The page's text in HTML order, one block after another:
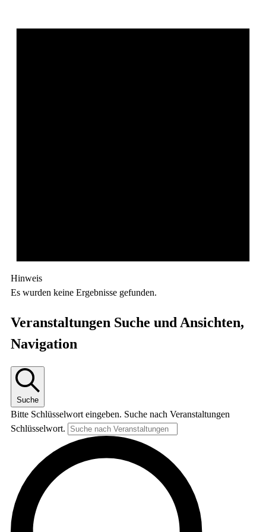
Hinweis
Es wurden keine Ergebnisse gefunden.
Veranstaltungen Suche und Ansichten,
Navigation
Suche
Bitte Schlüsselwort eingeben. Suche nach Veranstaltungen
Schlüsselwort.